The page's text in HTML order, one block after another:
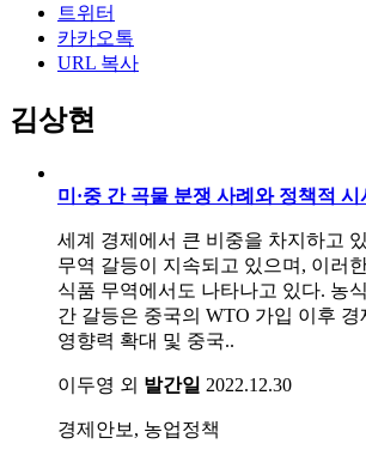
트위터
카카오톡
URL 복사
김상현
미·중 간 곡물 분쟁 사례와 정책적 시
세계 경제에서 큰 비중을 차지하고
무역 갈등이 지속되고 있으며, 이러
식품 무역에서도 나타나고 있다. 농
간 갈등은 중국의 WTO 가입 이후 경
영향력 확대 및 중국..
이두영 외 발간일 2022.12.30
경제안보, 농업정책